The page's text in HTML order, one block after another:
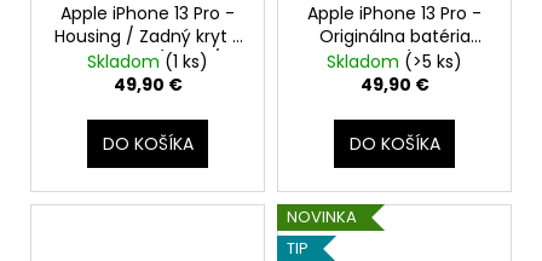
Apple iPhone 13 Pro -
Housing / Zadný kryt s
MagSafe (Zlatá /
Gold) - Original Apple
Skladom (1 ks)
49,90 €
DO KOŠÍKA
Apple iPhone 13 Pro -
Originálna batéria
3095mAh (Zdravie
batérie: 100% - bez
diele)
Skladom (>5 ks)
49,90 €
DO KOŠÍKA
NOVINKA
TIP